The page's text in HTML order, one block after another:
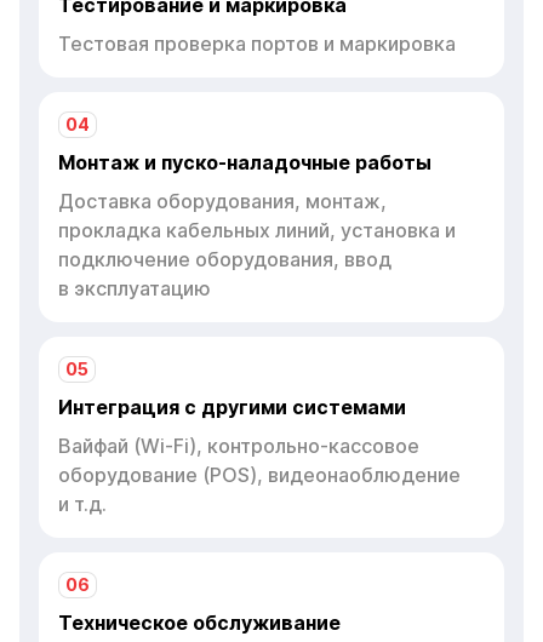
Тестирование и маркировка
Тестовая проверка портов и маркировка
04
Монтаж и пуско-наладочные работы
Доставка оборудования, монтаж,
прокладка кабельных линий, установка и
подключение оборудования, ввод
в эксплуатацию
05
Интеграция с другими системами
Вайфай (Wi-Fi), контрольно-кассовое
оборудование (POS), видеонаоблюдение
и т.д.
06
Техническое обслуживание